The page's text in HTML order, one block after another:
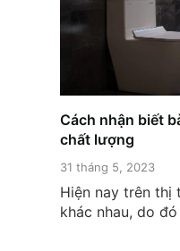
Cách nhận biết
chất lượng
31 tháng 5, 2023
Hiện nay trên thị
khác nhau, do